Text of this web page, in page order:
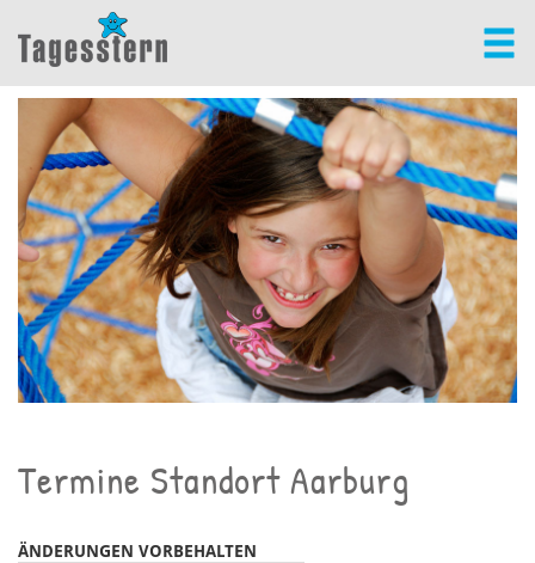
Termine Standort Aarburg
ÄNDERUNGEN VORBEHALTEN